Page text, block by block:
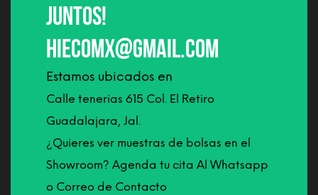
juntos!
hiecomx@gmail.com
Estamos ubicados en
Calle tenerias 615 Col. El Retiro
Guadalajara, Jal.
¿Quieres ver muestras de bolsas en el
Showroom? Agenda tu cita Al Whatsapp
o Correo de Contacto